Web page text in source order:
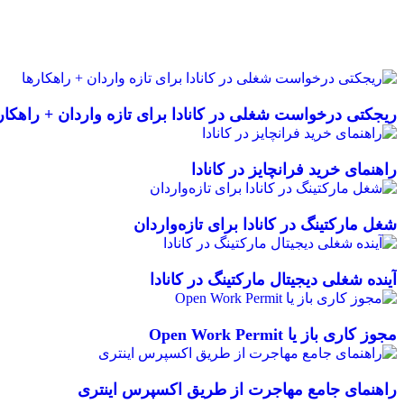
ریجکتی درخواست شغلی در کانادا برای تازه واردان +
راهنمای خرید فرانچایز در کانادا
شغل مارکتینگ در کانادا برای تازه‌واردان
آینده شغلی دیجیتال مارکتینگ در کانادا
مجوز کاری باز یا Open Work Permit
راهنمای جامع مهاجرت از طریق اکسپرس اینتری